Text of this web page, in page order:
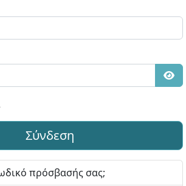
Σύνδεση
πρόσβασής σας;